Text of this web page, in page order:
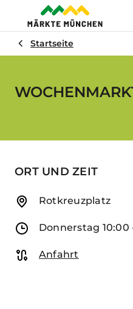
Startseite
ORT UND ZEIT
Adresse
Rotkreuzplatz
Öffnungszeiten
Donnerstag 10:00
Anfahrt
Anfahrt